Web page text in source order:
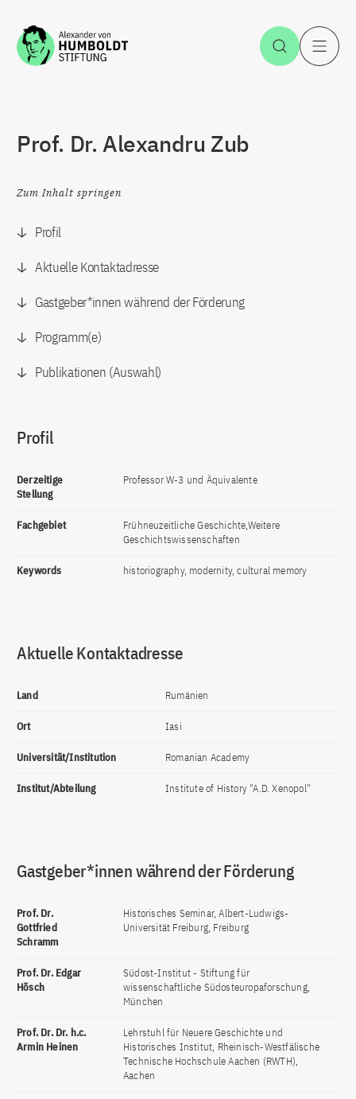
Zum Inhalt springen Suche
Prof. Dr. Alexandru Zub
Zum Inhalt springen
Profil
Aktuelle Kontaktadresse
Gastgeber*innen während der Förderung
Programm(e)
Publikationen (Auswahl)
Profil
Derzeitige
Stellung
Professor W-3 und Äquivalente
Fachgebiet
Frühneuzeitliche Geschichte,Weitere
Geschichtswissenschaften
Keywords historiography, modernity, cultural memory
Aktuelle Kontaktadresse
Land Rumänien
Ort Iasi
Universität/Institution Romanian Academy
Institut/Abteilung Institute of History "A.D. Xenopol"
Gastgeber*innen während der Förderung
Prof. Dr.
Gottfried
Schramm
Historisches Seminar, Albert-Ludwigs-
Universität Freiburg, Freiburg
Prof. Dr. Edgar
Hösch
Südost-Institut - Stiftung für
wissenschaftliche Südosteuropaforschung,
München
Prof. Dr. Dr. h.c.
Armin Heinen
Lehrstuhl für Neuere Geschichte und
Historisches Institut, Rheinisch-Westfälische
Technische Hochschule Aachen (RWTH),
Aachen